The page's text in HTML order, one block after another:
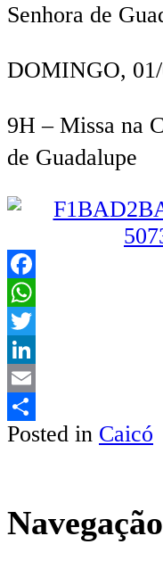
Senhora de
DOMINGO,
9H – Missa na
de Guadalupe
Facebook
WhatsApp
Twitter
LinkedIn
Email
Share
Posted in Caicó